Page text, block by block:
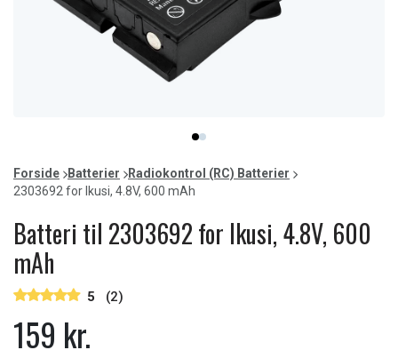
item
0
item
1
of
2
Forside Batterier
Radiokontrol (RC) Batterier
2303692 for Ikusi, 4.8V, 600 mAh
Batteri til 2303692 for Ikusi, 4.8V, 600
mAh
5 (2)
159 kr.